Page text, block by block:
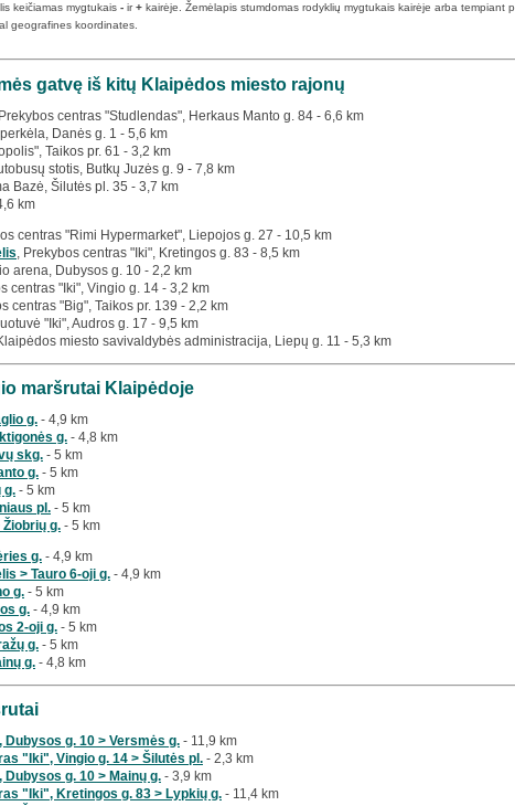
keičiamas mygtukais - ir+ kairėje. Žemėlapis stumdomas rodyklių mygtukais kairėje arba
geografines koordinates.
gatvę iš kitų Klaipėdos miesto rajonų
, Prekybos centras "Studlendas", Herkaus Manto g. 84 - 6,6 km
perkėla, Danės g. 1 - 5,6 km
Taikos pr. 61 - 3,2 km
stotis, Butkų Juzės g. 9 - 7,8 km
Bazė, Šilutės pl. 35 - 3,7 km
km
centras "Rimi Hypermarket", Liepojos g. 27 - 10,5 km
, Prekybos centras "Iki", Kretingos g. 83 - 8,5 km
arena, Dubysos g. 10 - 2,2 km
centras "Iki", Vingio g. 14 - 3,2 km
centras "Big", Taikos pr. 139 - 2,2 km
"Iki", Audros g. 17 - 9,5 km
Klaipėdos miesto savivaldybės administracija, Liepų g. 11 - 5,3 km
maršrutai Klaipėdoje
g. - 4,9 km
g. - 4,8 km
skg. - 5 km
g. - 5 km
g. - 5 km
pl. - 5 km
g. - 5 km
g. - 4,9 km
> Tauro 6-oji g. - 4,9 km
g. - 5 km
g. - 4,9 km
2-oji g. - 5 km
g. - 5 km
g. - 4,8 km
g. 10 > Versmės g. - 11,9 km
"Iki", Vingio g. 14 > Šilutės pl. - 2,3 km
g. 10 > Mainų g. - 3,9 km
"Iki", Kretingos g. 83 > Lypkių g. - 11,4 km